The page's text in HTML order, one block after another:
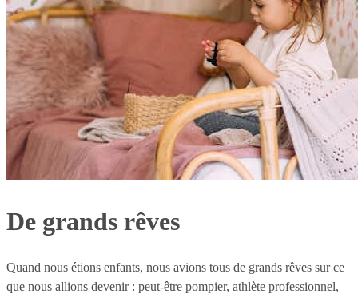
De grands rêves
Quand nous étions enfants, nous avions tous de grands rêves sur ce
que nous allions devenir : peut-être pompier, athlète professionnel,